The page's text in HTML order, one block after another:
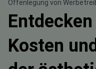
Offenlegung von
Kosten